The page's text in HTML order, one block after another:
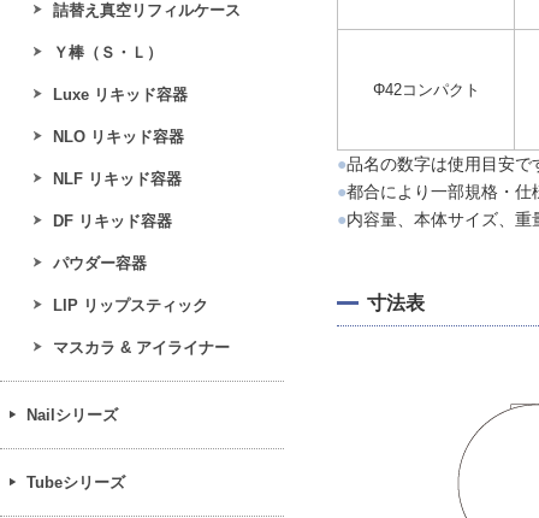
Φ42コンパクト
●品名の数字は使用目安
●都合により一部規格・
●内容量、本体サイズ、
寸法表
詰替え真空リフィルケース
Ｙ棒（Ｓ・Ｌ）
Luxe リキッド容器
NLO リキッド容器
NLF リキッド容器
DF リキッド容器
パウダー容器
LIP リップスティック
マスカラ & アイライナー
Nailシリーズ
Tubeシリーズ